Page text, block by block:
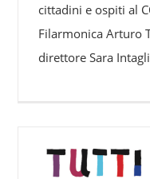
cittadini e ospiti al
Filarmonica Arturo
direttore Sara